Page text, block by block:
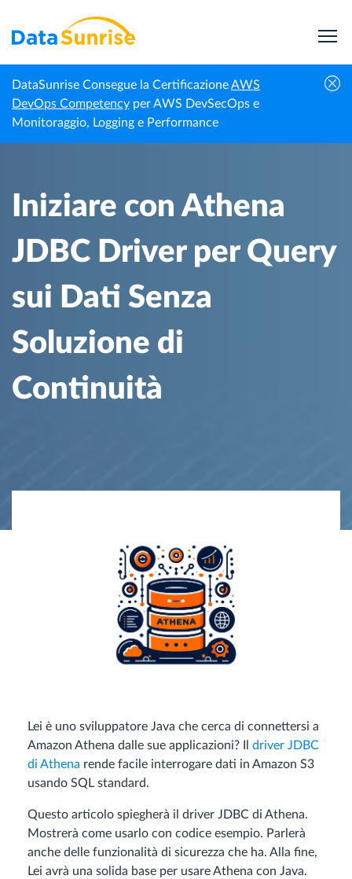
DataSunrise Consegue la CertificazioneAWS
DevOps Competency per AWS DevSecOps e
Monitoraggio, Logging e Performance
Homepage
Centro di
Conoscenza
Iniziare con Athena JDBC Driver per Query sui
Dati Senza Soluzione di Continuità
Iniziare con Athena
JDBC Driver per Query
sui Dati Senza
Soluzione di
Continuità
Lei è uno sviluppatore Java che cerca di connettersi a
Amazon Athena dalle sue applicazioni? Il driver JDBC
di Athena rende facile interrogare dati in Amazon S3
usando SQL standard.
Questo articolo spiegherà il driver JDBC di Athena.
Mostrerà come usarlo con codice esempio. Parlerà
anche delle funzionalità di sicurezza che ha. Alla fine,
Lei avrà una solida base per usare Athena con Java.